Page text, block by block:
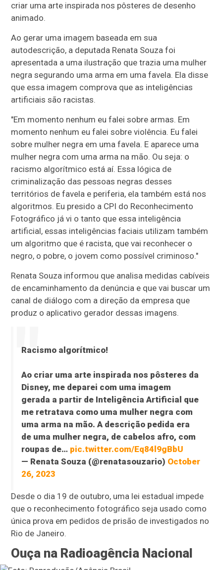
criar uma arte inspirada nos pôsteres de desenho
animado.
Ao gerar uma imagem baseada em sua
autodescrição, a deputada Renata Souza foi
apresentada a uma ilustração que trazia uma mulher
negra segurando uma arma em uma favela. Ela disse
que essa imagem comprova que as inteligências
artificiais são racistas.
"Em momento nenhum eu falei sobre armas. Em
momento nenhum eu falei sobre violência. Eu falei
sobre mulher negra em uma favela. E aparece uma
mulher negra com uma arma na mão. Ou seja: o
racismo algorítmico está aí. Essa lógica de
criminalização das pessoas negras desses
territórios de favela e periferia, ela também está nos
algoritmos. Eu presido a CPI do Reconhecimento
Fotográfico já vi o tanto que essa inteligência
artificial, essas inteligências faciais utilizam também
um algoritmo que é racista, que vai reconhecer o
negro, o pobre, o jovem como possível criminoso."
Renata Souza informou que analisa medidas cabíveis
de encaminhamento da denúncia e que vai buscar um
canal de diálogo com a direção da empresa que
produz o aplicativo gerador dessas imagens.
Racismo algorítmico!
Ao criar uma arte inspirada nos pôsteres da
Disney, me deparei com uma imagem
gerada a partir de Inteligência Artificial que
me retratava como uma mulher negra com
uma arma na mão. A descrição pedida era
de uma mulher negra, de cabelos afro, com
roupas de… pic.twitter.com/Eq84l9gBbU
— Renata Souza (@renatasouzario) October
26, 2023
Desde o dia 19 de outubro, uma lei estadual impede
que o reconhecimento fotográfico seja usado como
única prova em pedidos de prisão de investigados no
Rio de Janeiro.
Ouça na Radioagência Nacional